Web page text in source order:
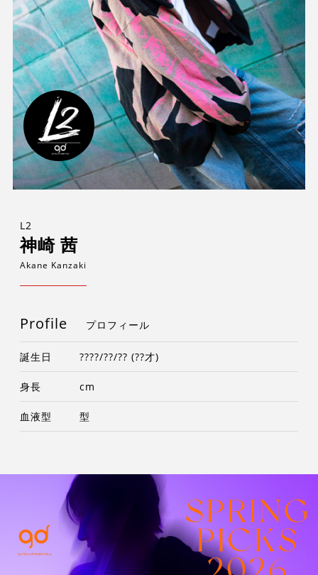
L2
神崎 茜
Akane Kanzaki
Profile プロフィール
誕生日 ????/??/?? (??才)
身長 cm
血液型 型